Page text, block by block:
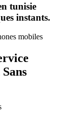
tunisie
instants.
mobiles